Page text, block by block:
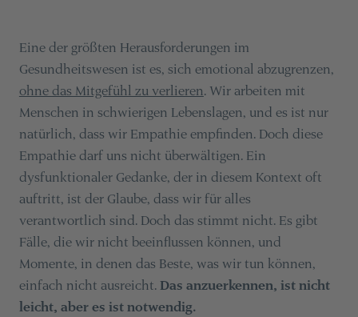
Eine der größten Herausforderungen im
Gesundheitswesen ist es, sich emotional abzugrenzen,
ohne das Mitgefühl zu verlieren. Wir arbeiten mit
Menschen in schwierigen Lebenslagen, und es ist nur
natürlich, dass wir Empathie empfinden. Doch diese
Empathie darf uns nicht überwältigen. Ein
dysfunktionaler Gedanke, der in diesem Kontext oft
auftritt, ist der Glaube, dass wir für alles
verantwortlich sind. Doch das stimmt nicht. Es gibt
Fälle, die wir nicht beeinflussen können, und
Momente, in denen das Beste, was wir tun können,
einfach nicht ausreicht. Das anzuerkennen, ist nicht
leicht, aber es ist notwendig.